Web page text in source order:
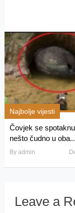
Najbolje vijesti
Čovjek se
nešto čudno u oba...
By admin
Leave a